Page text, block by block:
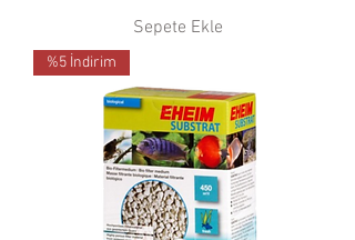
Sepete Ekle
%5 İndirim